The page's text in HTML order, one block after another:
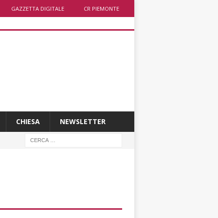
GAZZETTA DIGITALE CR PIEMONTE
CHIESA NEWSLETTER